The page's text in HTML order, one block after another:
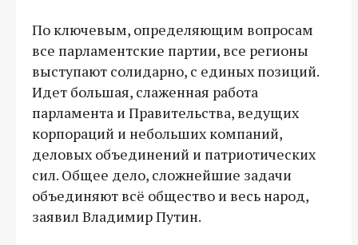
По ключевым, определяющим вопросам
все парламентские партии, все регионы
выступают солидарно, с единых позиций.
Идет большая, слаженная работа
парламента и Правительства, ведущих
корпораций и небольших компаний,
деловых объединений и патриотических
сил. Общее дело, сложнейшие задачи
объединяют всё общество и весь народ,
заявил Владимир Путин.